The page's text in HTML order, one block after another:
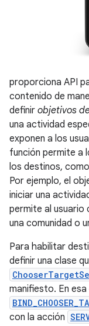
proporciona API
contenido de
definir objetivos
una actividad
exponen a los
función permite a
los destinos,
Por ejemplo, el
iniciar una
permite al
una comunidad o
Para habilitar
definir una clase
manifiesto. En
con la acción